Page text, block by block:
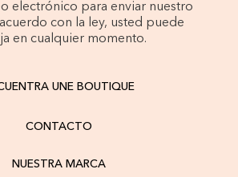
electrónico para enviar nuestro
con la ley, usted puede
en cualquier momento.
UNE BOUTIQUE
CONTACTO
NUESTRA MARCA